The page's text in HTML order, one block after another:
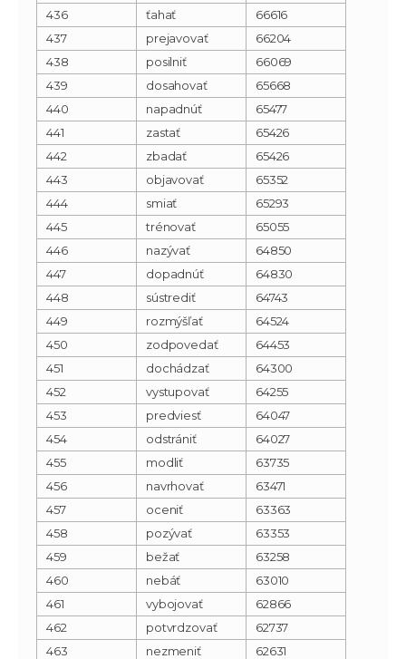
436 ťahať
66616
437
prejavovať
66204
438
posilniť
66069
439
dosahovať
65668
440
napadnúť
65477
441
zastať
65426
442
zbadať
65426
443
objavovať
65352
444
smiať
65293
445
trénovať
65055
446
nazývať
64850
447
dopadnúť
64830
448
sústrediť
64743
449
rozmýšľať
64524
450
zodpovedať
64453
451
dochádzať
64300
452
vystupovať
64255
453
predviesť
64047
454
odstrániť
64027
455
modliť
63735
456
navrhovať
63471
457
oceniť
63363
458
pozývať
63353
459
bežať
63258
460
nebáť
63010
461
vybojovať
62866
462
potvrdzovať
62737
463
nezmeniť
62631